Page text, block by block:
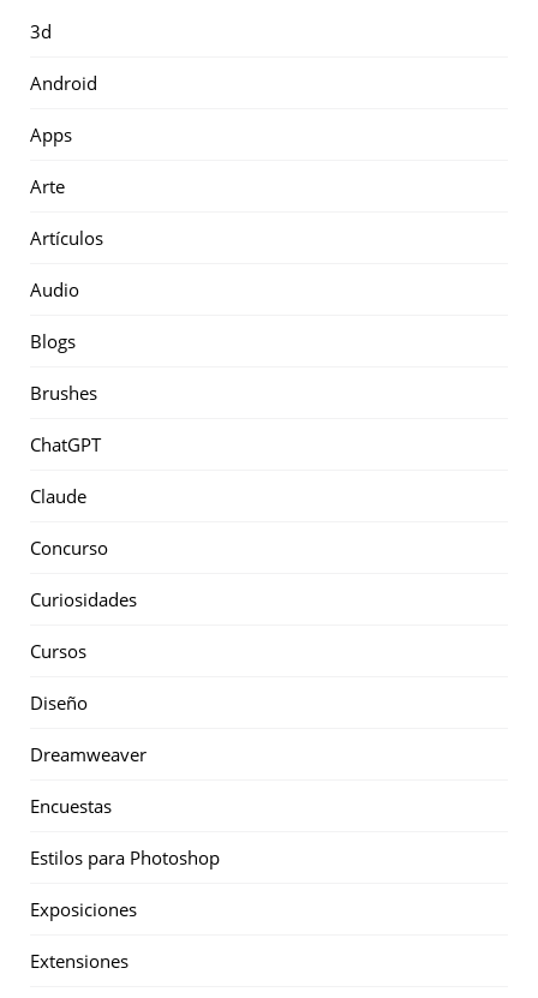
3d
Android
Apps
Arte
Artículos
Audio
Blogs
Brushes
ChatGPT
Claude
Concurso
Curiosidades
Cursos
Diseño
Dreamweaver
Encuestas
Estilos para Photoshop
Exposiciones
Extensiones